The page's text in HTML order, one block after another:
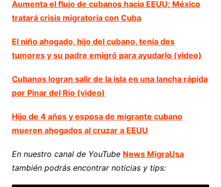
Aumenta el flujo de cubanos hacia EEUU; México
tratará crisis migratoria con Cuba
El niño ahogado, hijo del cubano, tenía dos
tumores y su padre emigró para ayudarlo (video)
Cubanos logran salir de la isla en una lancha rápida
por Pinar del Río (video)
Hijo de 4 años y esposa de migrante cubano
mueren ahogados al cruzar a EEUU
En nuestro canal de YouTube News MigraUsa
también podrás encontrar noticias y tips: